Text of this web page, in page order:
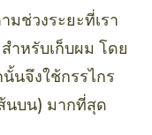
ช่วงระยะที่เรา
ำหรับเก็บผม โดย
นจึงใช้กรรไกร
นบน) มากที่สุด